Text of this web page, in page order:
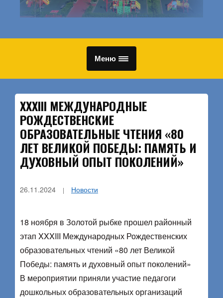
Меню
XXXIII МЕЖДУНАРОДНЫЕ
РОЖДЕСТВЕНСКИЕ
ОБРАЗОВАТЕЛЬНЫЕ ЧТЕНИЯ «80
ЛЕТ ВЕЛИКОЙ ПОБЕДЫ: ПАМЯТЬ И
ДУХОВНЫЙ ОПЫТ ПОКОЛЕНИЙ»
26.11.2024 Новости
18 ноября в Золотой рыбке прошел районный
этап XXXIII Международных Рождественских
образовательных чтений «80 лет Великой
Победы: память и духовный опыт поколений»
В мероприятии приняли участие педагоги
дошкольных образовательных организаций